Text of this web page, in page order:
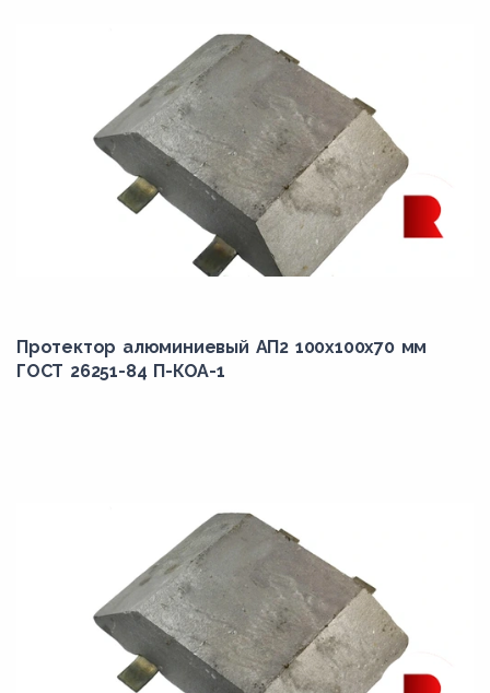
Протектор алюминиевый АП2 100х100х70 мм
ГОСТ 26251-84 П-КОА-1